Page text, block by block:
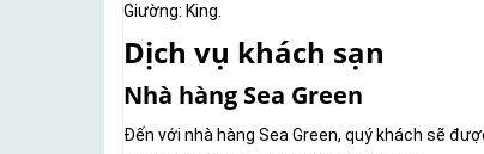
Giường: King.
Dịch vụ khách sạn
Nhà hàng Sea Green
Đến với nhà hàng Sea Green, quý khách sẽ